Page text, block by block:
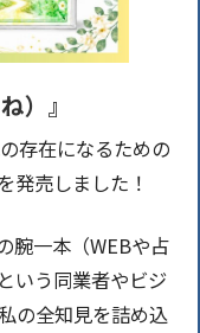
）』
存在になるための
発売しました！
腕一本（WEBや占
いう同業者やビジ
の全知見を詰め込